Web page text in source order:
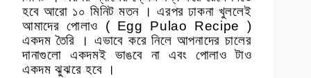
হবে আরো ১০ মিনিট মতন । এরপর ঢাকনা খুললেই
আমাদের পোলাও ( Egg Pulao Recipe )
একদম তৈরি । এভাবে করে নিলে আপনাদের চালের
দানাগুলো একদমই ভাঙবে না এবং পোলাও টাও
একদম ঝুঝরে হবে ।